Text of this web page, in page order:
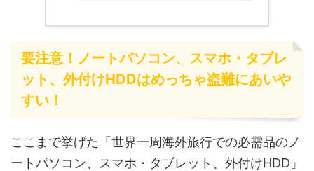
要注意！ノートパソコン、スマホ・タブレ
ット、外付けHDDはめっちゃ盗難にあいや
すい！
ここまで挙げた「世界一周海外旅行での必需品のノ
ートパソコン、スマホ・タブレット、外付けHDD」